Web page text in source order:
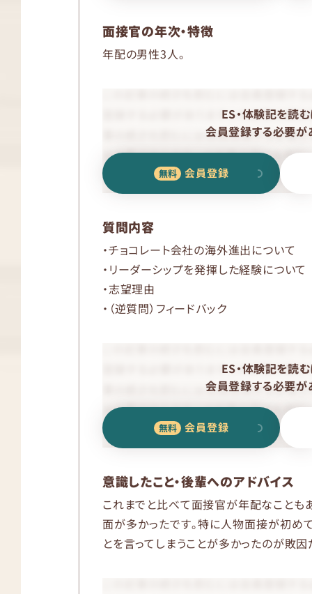
面接官の年次・特徴
年配の男性3人。
ES・体験記を読む
会員登録する必要が
会員登録
質問内容
・チョコレート会社の海外進出について
・リーダーシップを発揮した経験について
・志望理由
・（逆質問）フィードバック
ES・体験記を読む
会員登録する必要が
会員登録
意識したこと・後輩へのアドバイス
これまでと比べて面接官が年配なことも
面が多かったです。特に人物面接が初め
とを言ってしまうことが多かったのが敗因